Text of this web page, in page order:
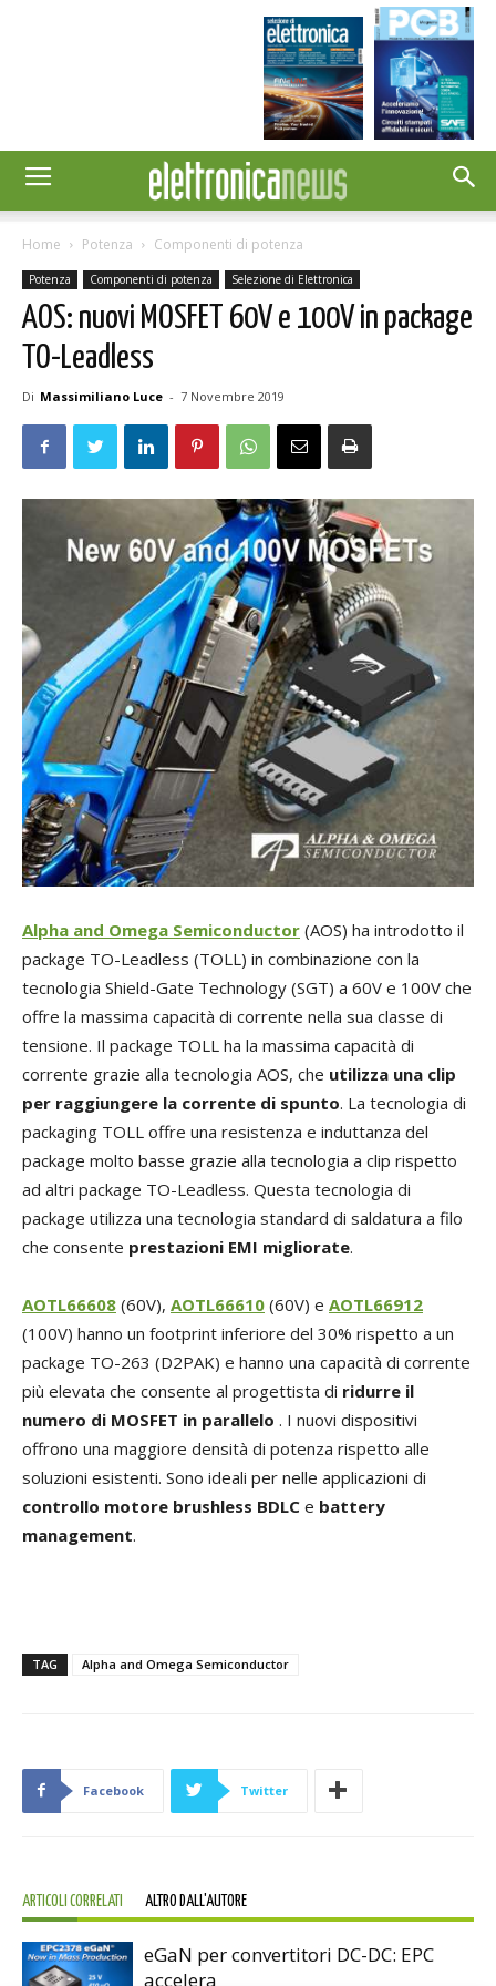
Home Potenza Componenti di potenza
Potenza Componenti di potenza Selezione di Elettronica
AOS: nuovi MOSFET 60V e 100V in package
TO-Leadless
Di Massimiliano Luce - 7 Novembre 2019
Alpha and Omega Semiconductor (AOS) ha introdotto il
package TO-Leadless (TOLL) in combinazione con la
tecnologia Shield-Gate Technology (SGT) a 60V e 100V che
offre la massima capacità di corrente nella sua classe di
tensione. Il package TOLL ha la massima capacità di
corrente grazie alla tecnologia AOS, che utilizza una clip
per raggiungere la corrente di spunto. La tecnologia di
packaging TOLL offre una resistenza e induttanza del
package molto basse grazie alla tecnologia a clip rispetto
ad altri package TO-Leadless. Questa tecnologia di
package utilizza una tecnologia standard di saldatura a filo
che consente prestazioni EMI migliorate.
AOTL66608 (60V), AOTL66610 (60V) e AOTL66912
(100V) hanno un footprint inferiore del 30% rispetto a un
package TO-263 (D2PAK) e hanno una capacità di corrente
più elevata che consente al progettista di ridurre il
numero di MOSFET in parallelo . I nuovi dispositivi
offrono una maggiore densità di potenza rispetto alle
soluzioni esistenti. Sono ideali per nelle applicazioni di
controllo motore brushless BDLC e battery
management.
TAG Alpha and Omega Semiconductor
Facebook Twitter
ARTICOLI CORRELATI ALTRO DALL'AUTORE
eGaN per convertitori DC-DC: EPC
accelera